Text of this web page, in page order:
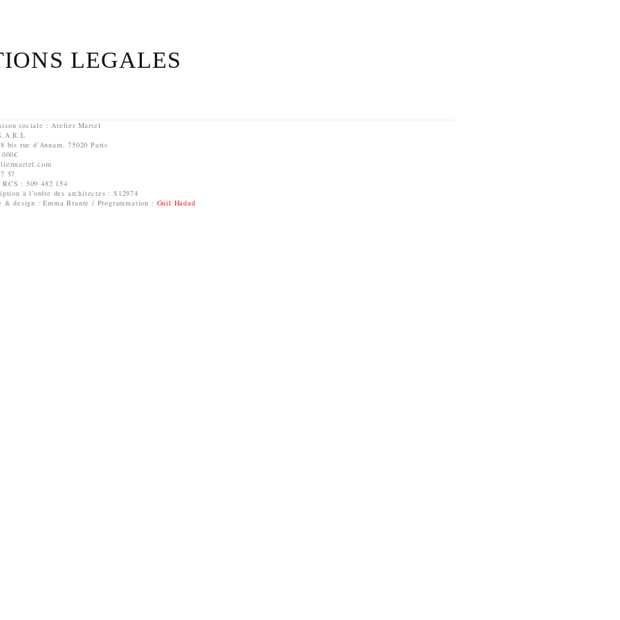
LEGALES
sociale : Atelier Martel
bis rue d’Annam, 75020 Paris
57
: 509 482 154
à l’ordre des architectes : S12974
design : Emma Brante / Programmation : Guil Hadad